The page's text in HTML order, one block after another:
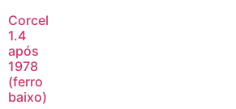
Corcel
1.4
após
1978
(ferro
baixo)